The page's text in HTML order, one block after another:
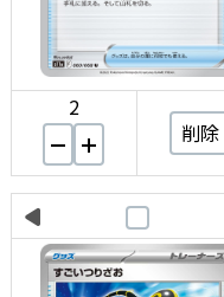
2
削除